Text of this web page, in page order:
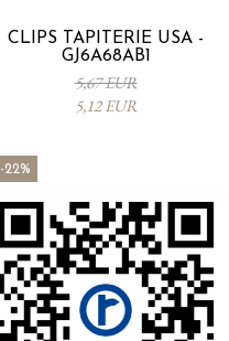
CLIPS TAPITERIE USA -
GJ6A68AB1
5,67 EUR
5,12 EUR
-22%